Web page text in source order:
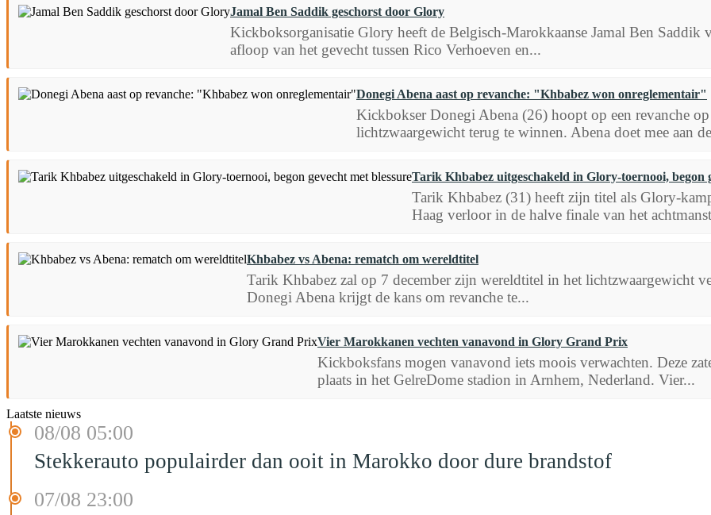
Jamal Ben Saddik geschorst door Glory
Kickboksorganisatie Glory heeft de Belgisch-Marokkaanse Jamal Ben Saddik
afloop van het gevecht tussen Rico Verhoeven en...
Donegi Abena aast op revanche: "Khbabez won onreglementair"
Kickbokser Donegi Abena (26) hoopt op een revanche
lichtzwaargewicht terug te winnen. Abena doet mee aan
Tarik Khbabez uitgeschakeld in Glory-toernooi, begon
Tarik Khbabez (31) heeft zijn titel als Glory-
Haag verloor in de halve finale van het
Khbabez vs Abena: rematch om wereldtitel
Tarik Khbabez zal op 7 december zijn wereldtitel in het lichtzwaargewicht
Donegi Abena krijgt de kans om revanche te...
Vier Marokkanen vechten vanavond in Glory Grand Prix
Kickboksfans mogen vanavond iets moois verwachten. Deze
plaats in het GelreDome stadion in Arnhem, Nederland. Vier...
Laatste nieuws
08/08 05:00
Stekkerauto populairder dan ooit in Marokko door dure brandstof
07/08 23:00